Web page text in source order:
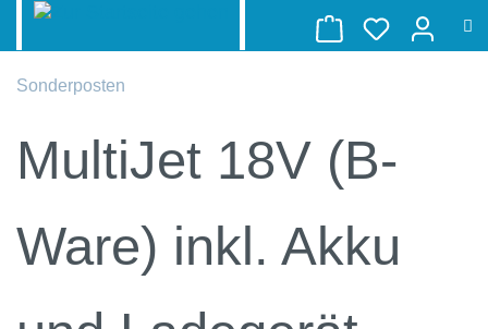
springen
WARENKORB
Sonderposten
MultiJet 18V (B-
Ware) inkl. Akku